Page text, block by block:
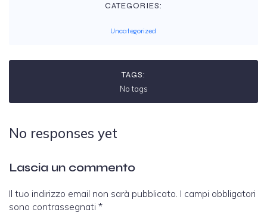
CATEGORIES:
Uncategorized
TAGS:
No tags
No responses yet
Lascia un commento
Il tuo indirizzo email non sarà pubblicato. I campi obbligatori
sono contrassegnati *